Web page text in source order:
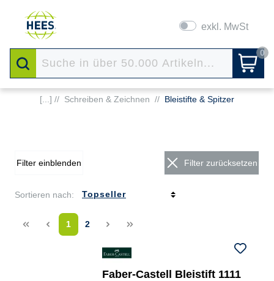
exkl. MwSt
0
[...] // Schreiben & Zeichnen // Bleistifte & Spitzer
Filter einblenden Filter zurücksetzen
Sortieren nach:
<< < 1 2 > >>
Faber-Castell Bleistift 1111